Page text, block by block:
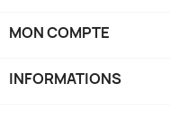
MON COMPTE
INFORMATIONS